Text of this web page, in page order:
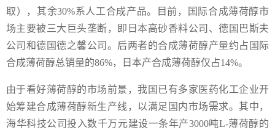
取），其余30%系人工合成产品。目前，国际合成薄荷醇市
场主要被三大巨头垄断，即日本高砂香料公司、德国巴斯夫
公司和德国德之馨公司。后两者的合成薄荷醇产量约占国际
合成薄荷醇总销量的86%，日本产合成薄荷醇仅占14%。
由于看好薄荷醇的市场前景，我国已有多家医药化工企业开
始筹建合成薄荷醇新生产线，以满足国内市场需求。其中，
海华科技公司投入数千万元建设一条年产3000吨L-薄荷醇的